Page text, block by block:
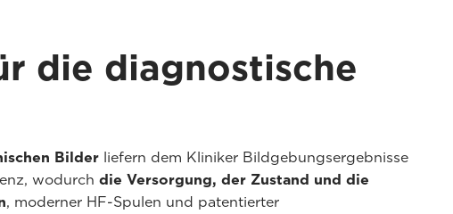
die diagnostische
Bilder liefern dem Kliniker Bildgebungsergebnisse
wodurch die Versorgung, der Zustand und die
, moderner HF-Spulen und patentierter